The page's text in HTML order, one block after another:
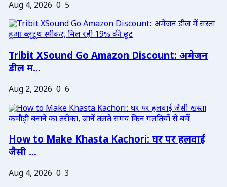
Aug 4, 2026 0 5
Tribit XSound Go Amazon Discount: अमेजन
डील म...
Aug 2, 2026 0 6
How to Make Khasta Kachori: घर पर हलवाई
जैसी ...
Aug 4, 2026 0 3